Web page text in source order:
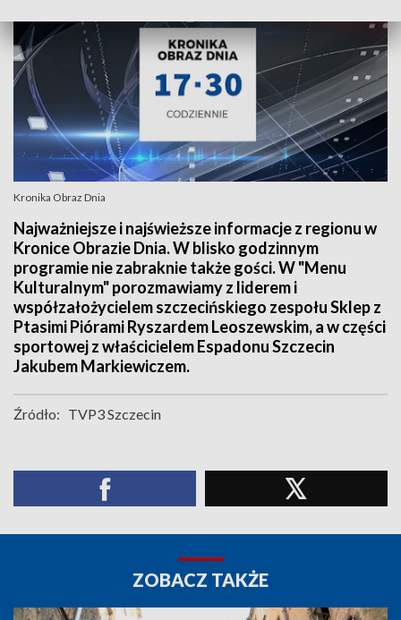
Kronika Obraz Dnia
Najważniejsze i najświeższe informacje z regionu w
Kronice Obrazie Dnia. W blisko godzinnym
programie nie zabraknie także gości. W "Menu
Kulturalnym" porozmawiamy z liderem i
współzałożycielem szczecińskiego zespołu Sklep z
Ptasimi Piórami Ryszardem Leoszewskim, a w części
sportowej z właścicielem Espadonu Szczecin
Jakubem Markiewiczem.
Źródło: TVP3 Szczecin
ZOBACZ TAKŻE